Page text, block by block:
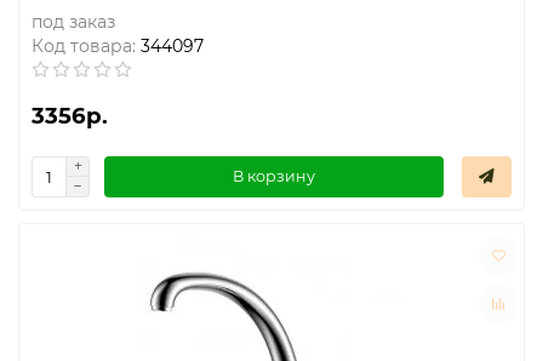
под заказ
Код товара: 344097
3356р.
В корзину